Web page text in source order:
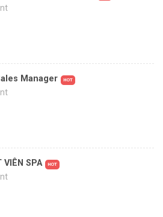
Manager HOT
VIÊN SPA HOT